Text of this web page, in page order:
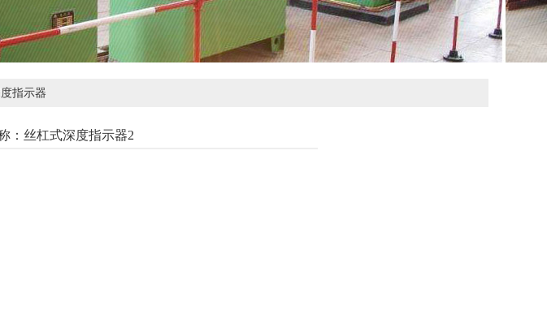
指示器
：丝杠式深度指示器2